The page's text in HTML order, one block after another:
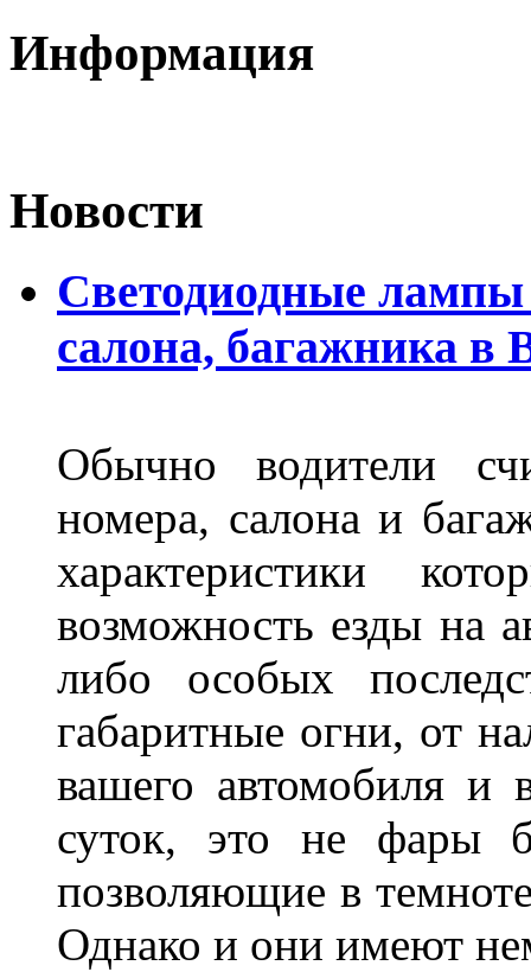
Информация
Новости
Светодиодные лампы
салона, багажника в
Обычно водители
номера, салона и
характеристики
возможность езды на
либо особых
габаритные огни, от
вашего автомобиля и
суток, это не фары
позволяющие в
Однако и они имеют